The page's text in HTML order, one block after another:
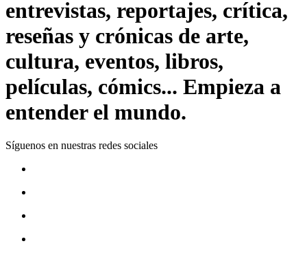
entrevistas, reportajes, crítica,
reseñas y crónicas de arte,
cultura, eventos, libros,
películas, cómics... Empieza a
entender el mundo.
Síguenos en nuestras redes sociales